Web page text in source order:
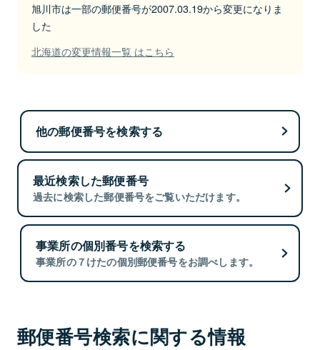
旭川市は一部の郵便番号が2007.03.19から変更になりま
した
北海道の変更情報一覧 はこちら
他の郵便番号を検索する
最近検索した郵便番号
過去に検索した郵便番号をご覧いただけます。
事業所の個別番号を検索する
事業所の７けたの個別郵便番号をお調べします。
郵便番号検索に関する情報